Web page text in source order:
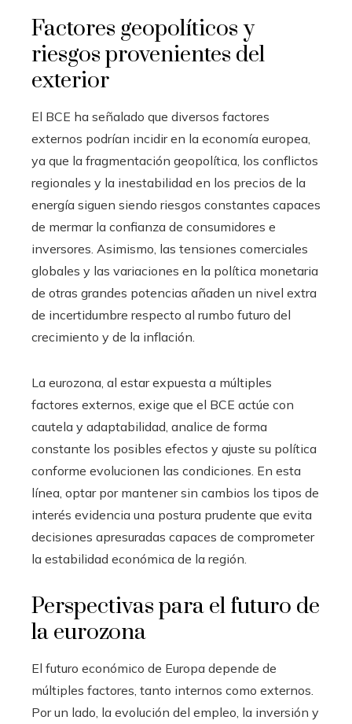
Factores geopolíticos y
riesgos provenientes del
exterior
El BCE ha señalado que diversos factores
externos podrían incidir en la economía europea,
ya que la fragmentación geopolítica, los conflictos
regionales y la inestabilidad en los precios de la
energía siguen siendo riesgos constantes capaces
de mermar la confianza de consumidores e
inversores. Asimismo, las tensiones comerciales
globales y las variaciones en la política monetaria
de otras grandes potencias añaden un nivel extra
de incertidumbre respecto al rumbo futuro del
crecimiento y de la inflación.
La eurozona, al estar expuesta a múltiples
factores externos, exige que el BCE actúe con
cautela y adaptabilidad, analice de forma
constante los posibles efectos y ajuste su política
conforme evolucionen las condiciones. En esta
línea, optar por mantener sin cambios los tipos de
interés evidencia una postura prudente que evita
decisiones apresuradas capaces de comprometer
la estabilidad económica de la región.
Perspectivas para el futuro de
la eurozona
El futuro económico de Europa depende de
múltiples factores, tanto internos como externos.
Por un lado, la evolución del empleo, la inversión y